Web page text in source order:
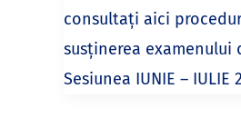
consultați aici
susținerea examenului
Sesiunea IUNIE – IULIE